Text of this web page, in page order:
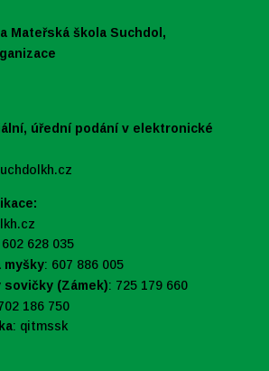
Mateřská škola Suchdol,
úřední podání v elektronické
628 035
myšky: 607 886 005
(Zámek): 725 179 660
186 750
: qitmssk